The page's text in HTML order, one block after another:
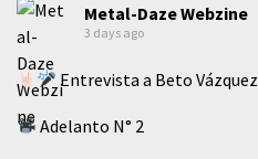
Metal-Daze Webzine
3 days ago
Entrevista a Beto Vázquez
Adelanto N° 2